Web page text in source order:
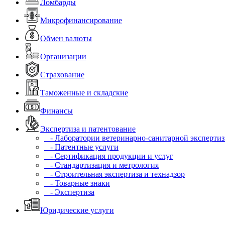
Ломбарды
Микрофинансирование
Обмен валюты
Организации
Страхование
Таможенные и складские
Финансы
Экспертиза и патентование
- Лаборатории ветеринарно-санитарной
- Патентные услуги
- Сертификация продукции и услуг
- Стандартизация и метрология
- Строительная экспертиза и технадзор
- Товарные знаки
- Экспертиза
Юридические услуги